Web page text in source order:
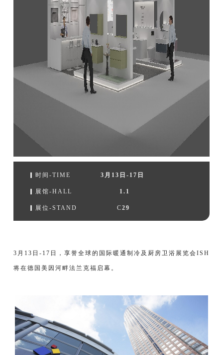
▎时间-TIME 3月13日-17日
▎展馆-HALL 1.1
▎展位-STAND C29
3月13日-17日，享誉全球的国际暖通制冷及厨房卫浴展览会ISH
将在德国美因河畔法兰克福启幕。